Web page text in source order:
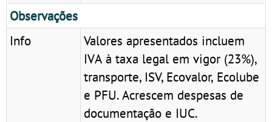
Observações
Info
Valores apresentados incluem
IVA à taxa legal em vigor (23%),
transporte, ISV, Ecovalor, Ecolube
e PFU. Acrescem despesas de
documentação e IUC.